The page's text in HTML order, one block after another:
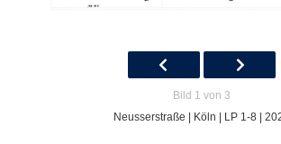
Bild 1 von 3
Neusserstraße | Köln | LP 1-8 |